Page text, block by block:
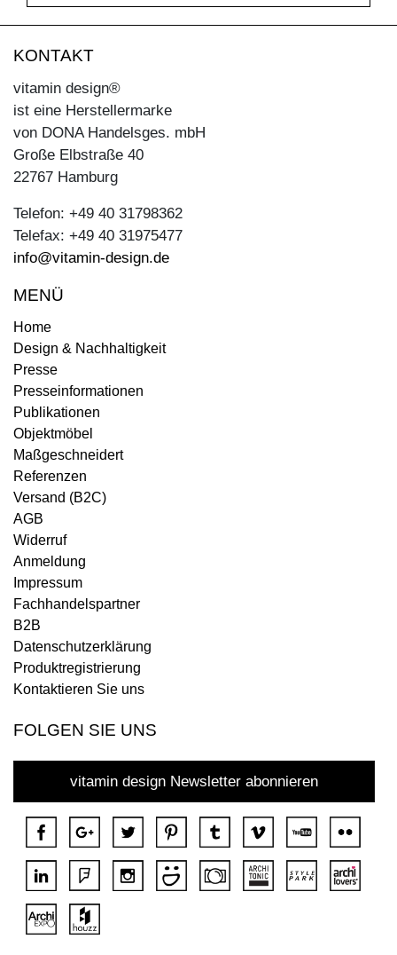
KONTAKT
vitamin design®
ist eine Herstellermarke
von DONA Handelsges. mbH
Große Elbstraße 40
22767 Hamburg
Telefon: +49 40 31798362
Telefax: +49 40 31975477
info@vitamin-design.de
MENÜ
Home
Design & Nachhaltigkeit
Presse
Presseinformationen
Publikationen
Objektmöbel
Maßgeschneidert
Referenzen
Versand (B2C)
AGB
Widerruf
Anmeldung
Impressum
Fachhandelspartner
B2B
Datenschutzerklärung
Produktregistrierung
Kontaktieren Sie uns
FOLGEN SIE UNS
vitamin design Newsletter abonnieren